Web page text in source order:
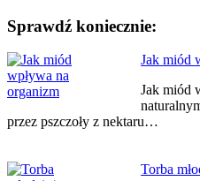
Sprawdź koniecznie:
Jak miód
Jak miód
przez pszczoły z nektaru…
Torba
Nawigacja
wpisu